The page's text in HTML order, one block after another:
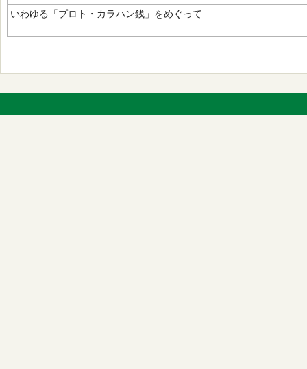
いわゆる「プロト・カラハン銭」をめぐって